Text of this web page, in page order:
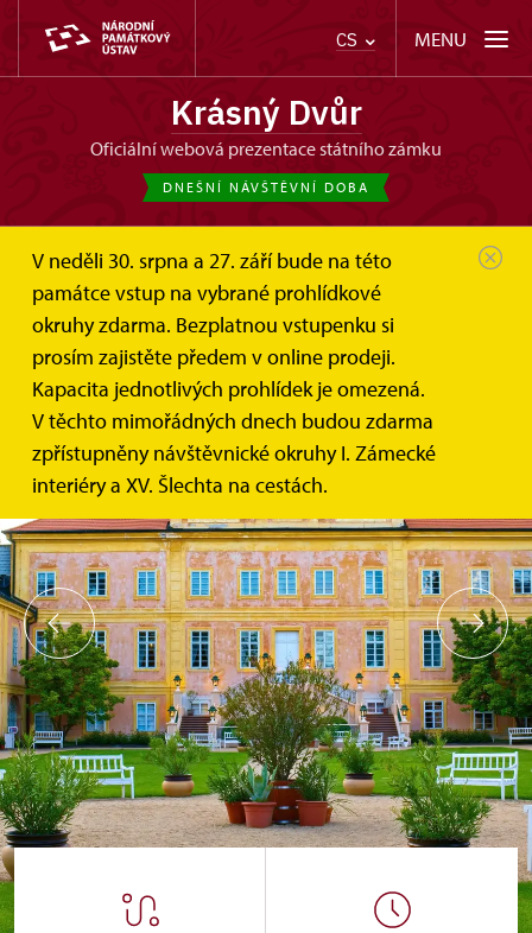
CS MENU
Krásný Dvůr
oficiální webová prezentace státního zámku
DNEŠNÍ NÁVŠTĚVNÍ DOBA
V neděli 30. srpna a 27. září bude na této
památce vstup na vybrané prohlídkové
okruhy zdarma. Bezplatnou vstupenku si
prosím zajistěte předem v online prodeji.
Kapacita jednotlivých prohlídek je omezená.
V těchto mimořádných dnech budou zdarma
zpřístupněny návštěvnické okruhy I. Zámecké
interiéry a XV. Šlechta na cestách.